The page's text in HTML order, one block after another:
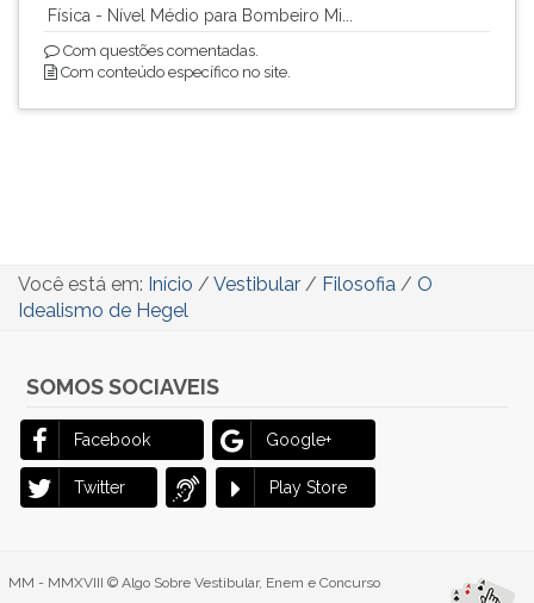
Física - Nível Médio para Bombeiro Mi...
Com questões comentadas.
Com conteúdo específico no site.
Você está em: Início / Vestibular / Filosofia / O
Idealismo de Hegel
SOMOS SOCIAVEIS
Facebook Google+
Twitter Play Store
MM - MMXVIII © Algo Sobre Vestibular, Enem e Concurso